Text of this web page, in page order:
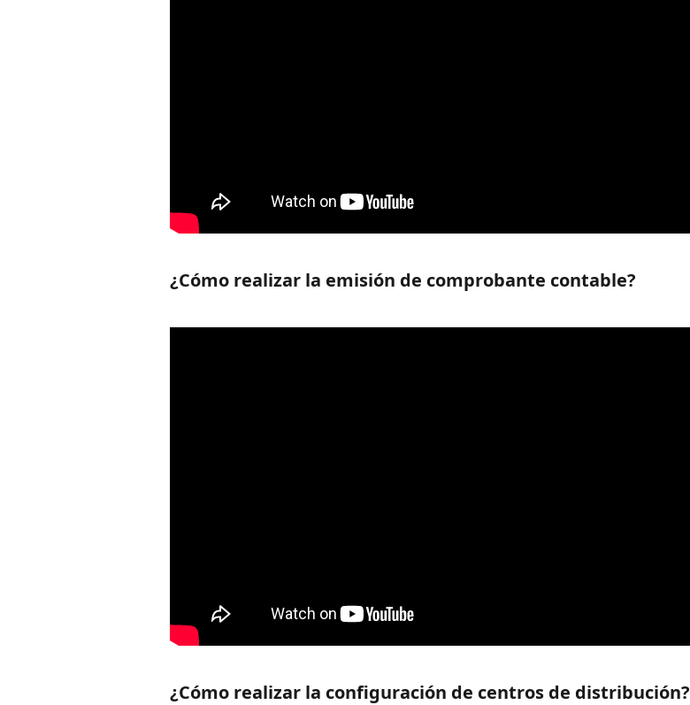
¿Cómo realizar la emisión de comprobante contable?
¿Cómo realizar la configuración de centros de distribución?